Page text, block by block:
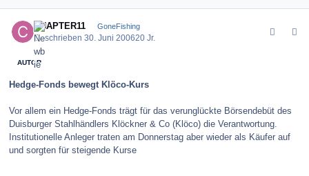
CHAPTER11 GoneFishing
Geschrieben30. Juni 200620 Jr.
AUTOR
Hedge-Fonds bewegt Klöco-Kurs
Vor allem ein Hedge-Fonds trägt für das verunglückte Börsendebüt des
Duisburger Stahlhändlers Klöckner & Co (Klöco) die Verantwortung.
Institutionelle Anleger traten am Donnerstag aber wieder als Käufer auf
und sorgten für steigende Kurse